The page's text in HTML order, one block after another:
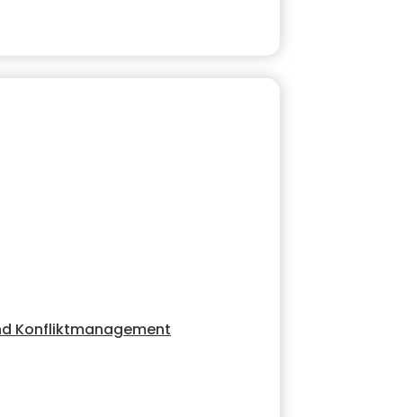
Konfliktmanagement